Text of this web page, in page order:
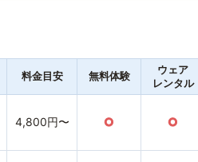
料金目安 無料体験
ウェア
レンタル
4,800円〜 ○ ○